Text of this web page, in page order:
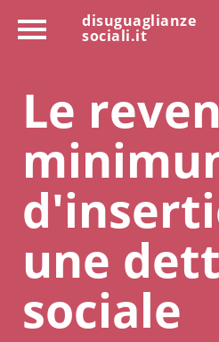
disuguaglianze
sociali.it
Le
une
sociale